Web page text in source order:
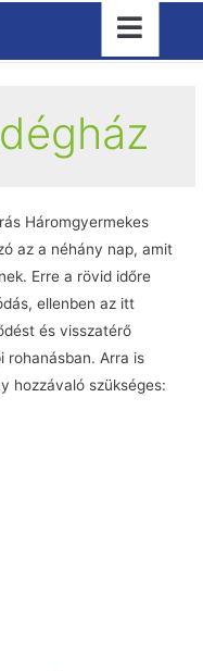
Háromgyermekes
az a néhány nap, amit
Erre a rövid időre
ellenben az itt
és visszatérő
rohanásban. Arra is
hozzávaló szükséges: